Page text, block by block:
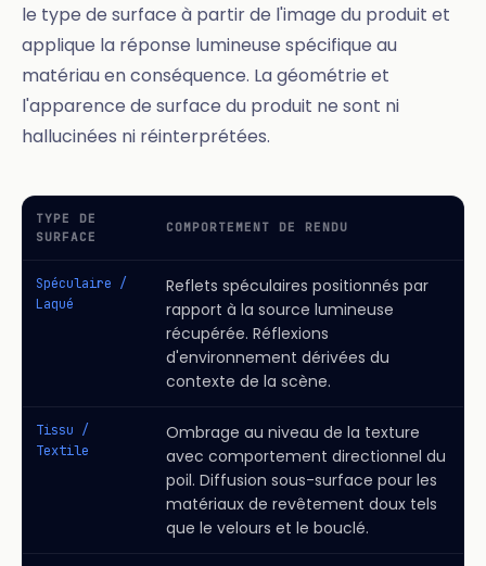
le type de surface à partir de l'image du produit et
applique la réponse lumineuse spécifique au
matériau en conséquence. La géométrie et
l'apparence de surface du produit ne sont ni
hallucinées ni réinterprétées.
TYPE DE
SURFACE
COMPORTEMENT DE RENDU
Spéculaire /
Laqué
Reflets spéculaires positionnés par
rapport à la source lumineuse
récupérée. Réflexions
d'environnement dérivées du
contexte de la scène.
Tissu /
Textile
Ombrage au niveau de la texture
avec comportement directionnel du
poil. Diffusion sous-surface pour les
matériaux de revêtement doux tels
que le velours et le bouclé.